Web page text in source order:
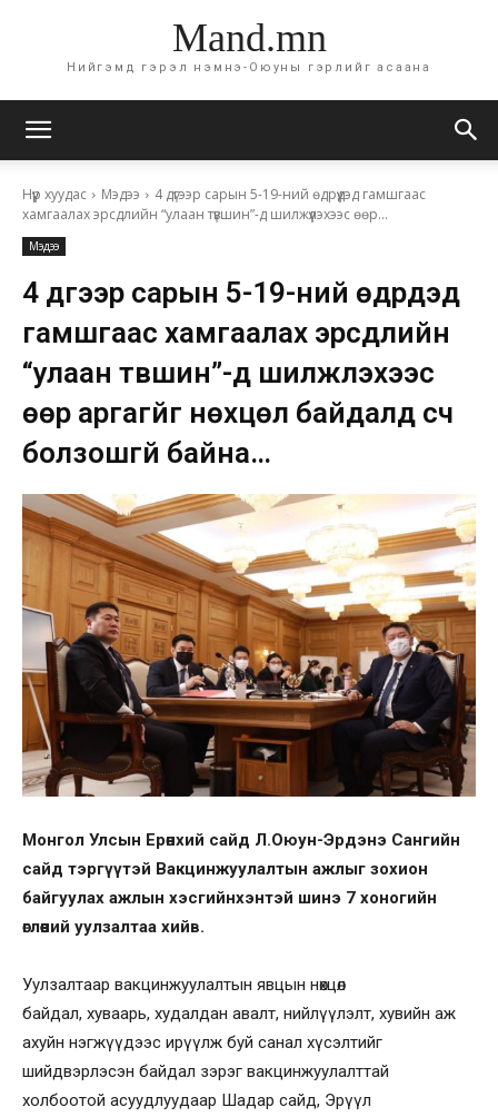
Mand.mn
Нийгэмд гэрэл нэмнэ-Оюуны гэрлийг асаана
Нүүр хуудас Мэдээ
4 дүгээр сарын 5-19-ний өдрүүдэд гамшгаас
хамгаалах эрсдлийн “улаан түвшин”-д шилжүүлэхээс өөр...
Мэдээ
4 дүгээр сарын 5-19-ний өдрүүдэд
гамшгаас хамгаалах эрсдлийн
“улаан түвшин”-д шилжүүлэхээс
өөр аргагүйг нөхцөл байдалд үүсч
болзошгүй байна…
Монгол Улсын Ерөнхий сайд Л.Оюун-Эрдэнэ Сангийн
сайд тэргүүтэй Вакцинжуулалтын ажлыг зохион
байгуулах ажлын хэсгийнхэнтэй шинэ 7 хоногийн
өглөөний уулзалтаа хийв.
Уулзалтаар вакцинжуулалтын явцын нөхцөл
байдал, хуваарь, худалдан авалт, нийлүүлэлт, хувийн аж
ахуйн нэгжүүдээс ирүүлж буй санал хүсэлтийг
шийдвэрлэсэн байдал зэрэг вакцинжуулалттай
холбоотой асуудлуудаар Шадар сайд, Эрүүл